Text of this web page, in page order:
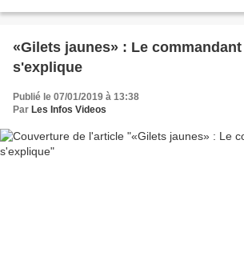
«Gilets jaunes» : Le
s'explique
Publié le 07/01/2019 à 13:38
Par Les Infos Videos